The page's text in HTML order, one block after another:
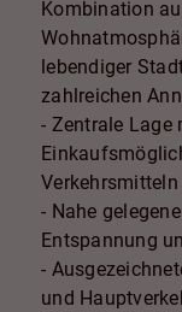
Kombination
lebendiger
zahlreichen
- Zentrale Lage
Verkehrsmitteln
- Nahe
Entspannung
-
und